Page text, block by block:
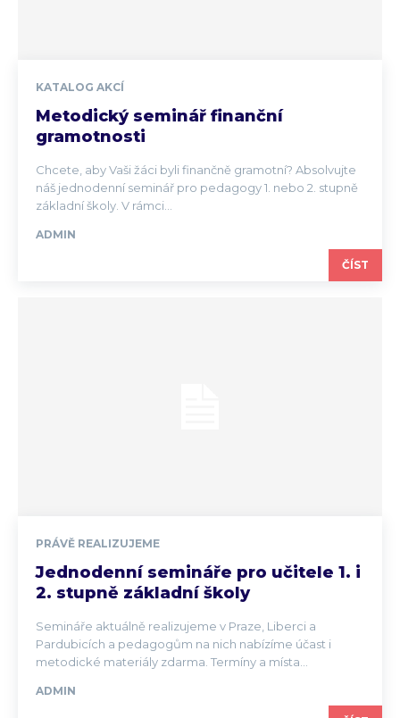
KATALOG AKCÍ
Metodický seminář finanční
gramotnosti
Chcete, aby Vaši žáci byli finančně gramotní? Absolvujte
náš jednodenní seminář pro pedagogy 1. nebo 2. stupně
základní školy. V rámci...
ADMIN
ČÍST
PRÁVĚ REALIZUJEME
Jednodenní semináře pro učitele 1. i
2. stupně základní školy
Semináře aktuálně realizujeme v Praze, Liberci a
Pardubicích a pedagogům na nich nabízíme účast i
metodické materiály zdarma. Termíny a místa...
ADMIN